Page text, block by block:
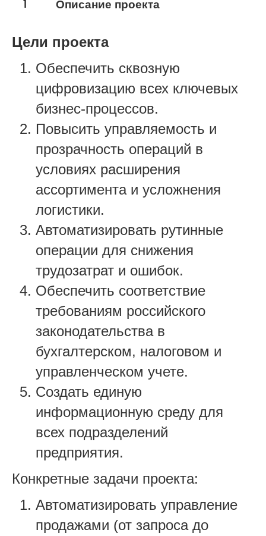
1 Описание проекта
Цели проекта
Обеспечить сквозную
цифровизацию всех ключевых
бизнес-процессов.
Повысить управляемость и
прозрачность операций в
условиях расширения
ассортимента и усложнения
логистики.
Автоматизировать рутинные
операции для снижения
трудозатрат и ошибок.
Обеспечить соответствие
требованиям российского
законодательства в
бухгалтерском, налоговом и
управленческом учете.
Создать единую
информационную среду для
всех подразделений
предприятия.
Конкретные задачи проекта:
Автоматизировать управление
продажами (от запроса до